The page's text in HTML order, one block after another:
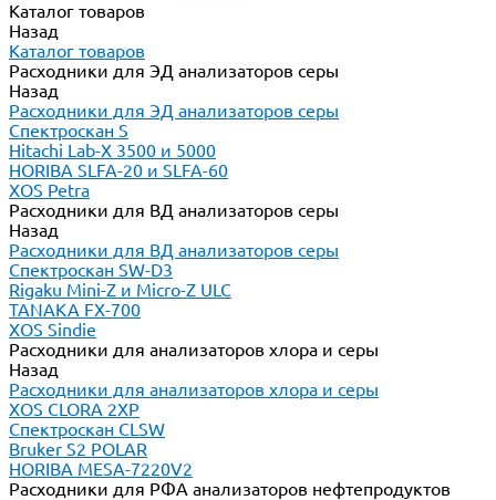
Каталог товаров
Назад
Каталог товаров
Расходники для ЭД анализаторов серы
Назад
Расходники для ЭД анализаторов серы
Спектроскан S
Hitachi Lab-X 3500 и 5000
HORIBA SLFA-20 и SLFA-60
XOS Petra
Расходники для ВД анализаторов серы
Назад
Расходники для ВД анализаторов серы
Спектроскан SW-D3
Rigaku Mini-Z и Micro-Z ULC
TANAKA FX-700
XOS Sindie
Расходники для анализаторов хлора и серы
Назад
Расходники для анализаторов хлора и серы
XOS CLORA 2XP
Спектроскан CLSW
Bruker S2 POLAR
HORIBA MESA-7220V2
Расходники для РФА анализаторов нефтепродуктов